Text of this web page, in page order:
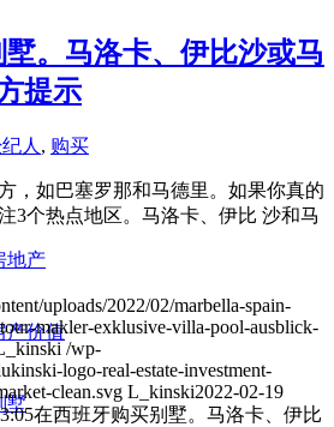
地产
产价值
墅
。马洛卡、伊比沙或马
提示
人 , 购买
，如巴塞罗那和马德里。如果你真的
3个热点地区。马洛卡、伊比 沙和马
uploads/2022/02/marbella-spain-
makler-exklusive-villa-pool-ausblick-
/wp-
logo-real-estate-investment-
clean.svg L_kinski2022-02-19
在西班牙购买别墅。马洛卡、伊比